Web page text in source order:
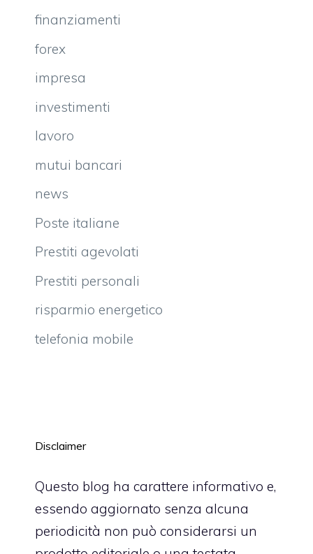
finanziamenti
forex
impresa
investimenti
lavoro
mutui bancari
news
Poste italiane
Prestiti agevolati
Prestiti personali
risparmio energetico
telefonia mobile
Disclaimer
Questo blog ha carattere informativo e,
essendo aggiornato senza alcuna
periodicità non può considerarsi un